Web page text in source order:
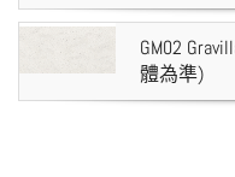
GM02
體為準)